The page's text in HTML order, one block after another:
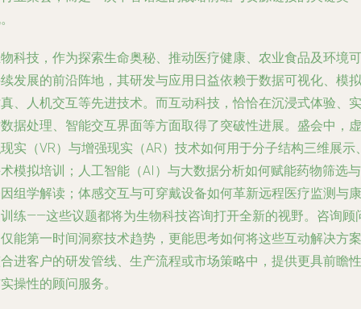
科技，作为探索生命奥秘、推动医疗健康、农业食品及环境可
发展的前沿阵地，其研发与应用日益依赖于数据可视化、模拟
、人机交互等先进技术。而互动科技，恰恰在沉浸式体验、实
据处理、智能交互界面等方面取得了突破性进展。盛会中，虚
实（VR）与增强现实（AR）技术如何用于分子结构三维展示
模拟培训；人工智能（AI）与大数据分析如何赋能药物筛选与
组学解读；体感交互与可穿戴设备如何革新远程医疗监测与康
练——这些议题都将为生物科技咨询打开全新的视野。咨询顾
能第一时间洞察技术趋势，更能思考如何将这些互动解决方案
进客户的研发管线、生产流程或市场策略中，提供更具前瞻性
操性的顾问服务。